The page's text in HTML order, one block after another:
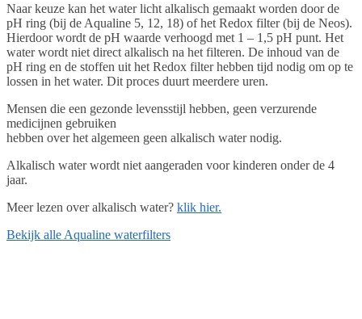
Naar keuze kan het water licht alkalisch gemaakt worden door de
pH ring (bij de Aqualine 5, 12, 18) of het Redox filter (bij de Neos).
Hierdoor wordt de pH waarde verhoogd met 1 – 1,5 pH punt. Het
water wordt niet direct alkalisch na het filteren. De inhoud van de
pH ring en de stoffen uit het Redox filter hebben tijd nodig om op te
lossen in het water. Dit proces duurt meerdere uren.
Mensen die een gezonde levensstijl hebben, geen verzurende
medicijnen gebruiken
hebben over het algemeen geen alkalisch water nodig.
Alkalisch water wordt niet aangeraden voor kinderen onder de 4
jaar.
Meer lezen over alkalisch water? klik hier.
Bekijk alle Aqualine waterfilters